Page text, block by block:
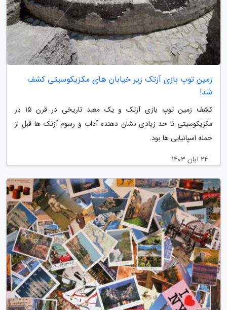
زمین توپ بازی آزتک زیر خیابان های مکزیکوسیتی کشف
شد!
کشف زمین توپ بازی آزتک و یک معبد تاریخی در قرن 15 در
مکزیکوسیتی تا حد زیادی نشان دهنده آداب و رسوم آزتک ها قبل از
حمله اسپانیایی ها بود.
24 آبان 1403